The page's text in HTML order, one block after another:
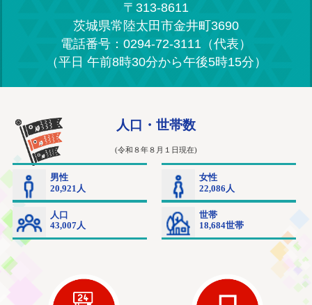
〒313-8611
茨城県常陸太田市金井町3690
電話番号：0294-72-3111（代表）
（平日 午前8時30分から午後5時15分）